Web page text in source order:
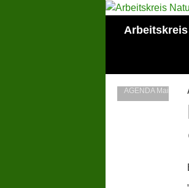
AGENDA Mainz